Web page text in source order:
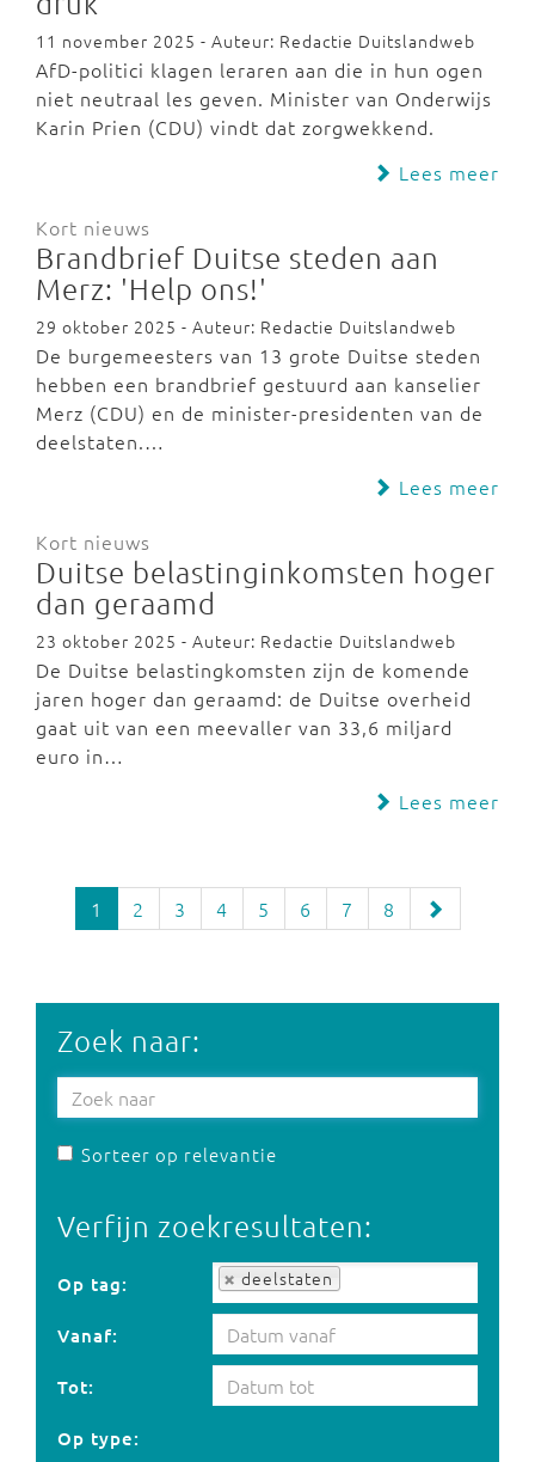
11 november 2025 - Auteur: Redactie Duitslandweb
AfD-politici klagen leraren aan die in hun ogen
niet neutraal les geven. Minister van Onderwijs
Karin Prien (CDU) vindt dat zorgwekkend.
Lees meer
Kort nieuws
Brandbrief Duitse steden aan
Merz: 'Help ons!'
29 oktober 2025 - Auteur: Redactie Duitslandweb
De burgemeesters van 13 grote Duitse steden
hebben een brandbrief gestuurd aan kanselier
Merz (CDU) en de minister-presidenten van de
deelstaten.…
Lees meer
Kort nieuws
Duitse belastinginkomsten hoger
dan geraamd
23 oktober 2025 - Auteur: Redactie Duitslandweb
De Duitse belastingkomsten zijn de komende
jaren hoger dan geraamd: de Duitse overheid
gaat uit van een meevaller van 33,6 miljard
euro in…
Lees meer
1 2 3 4 5 6 7 8
Zoek naar:
Sorteer op relevantie
Verfijn zoekresultaten:
Op tag: deelstaten
Op tag:
Vanaf:
Tot:
Op type: